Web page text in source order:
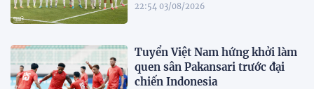
22:54 03/08/2026
Tuyển Việt Nam hứng khởi làm
quen sân Pakansari trước đại
chiến Indonesia